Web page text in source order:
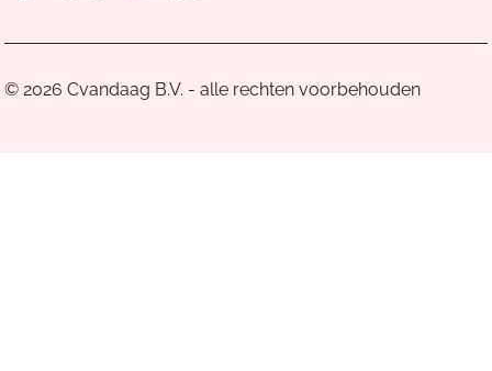
© 2026 Cvandaag B.V. - alle rechten voorbehouden